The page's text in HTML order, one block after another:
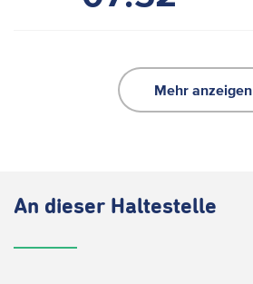
Mehr anzeigen
An dieser Haltestelle